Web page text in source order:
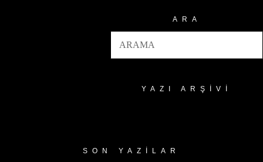
ARA
YAZI ARŞIVI
SON YAZILAR